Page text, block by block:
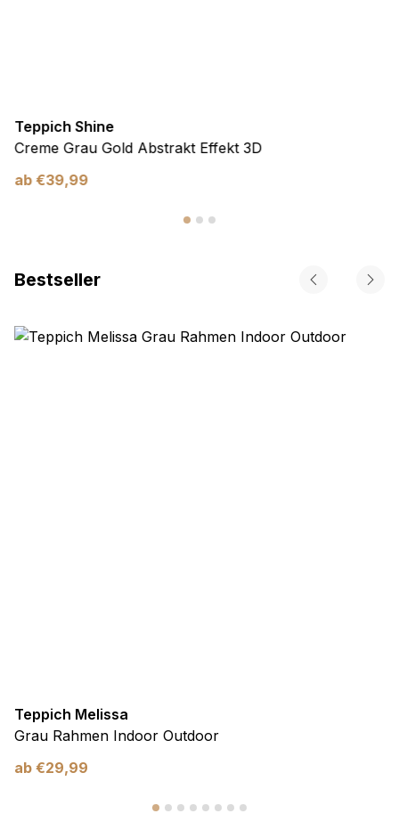
Teppich Shine
Creme Grau Gold Abstrakt Effekt 3D
ab €39,99
Bestseller
Teppich Melissa
Grau Rahmen Indoor Outdoor
ab €29,99